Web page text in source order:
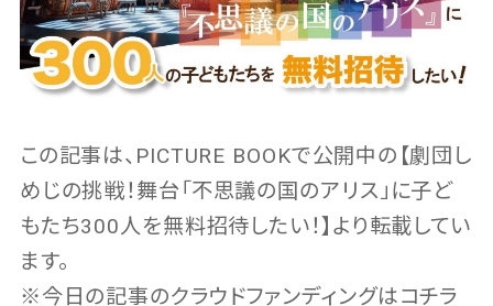
この記事は、PICTURE BOOKで公開中の【劇団し
めじの挑戦！舞台「不思議の国のアリス」に子ど
もたち300人を無料招待したい！】より転載してい
ます。
※今日の記事のクラウドファンディングはコチラ